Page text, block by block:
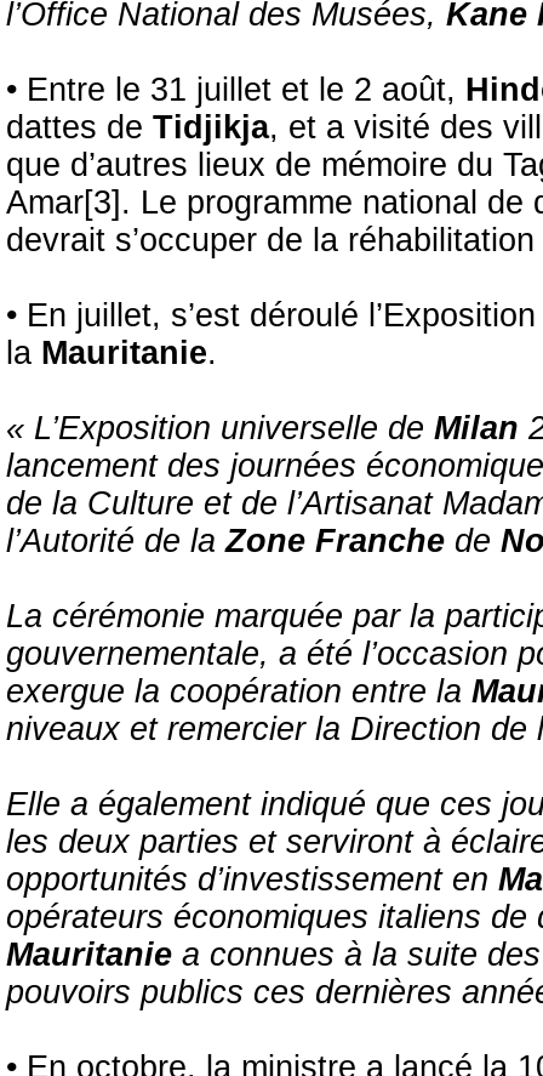
l’Office National des Musées, Kane
• Entre le 31 juillet et le 2 août,
dattes de Tidjikja, et a visité des
que d’autres lieux de mémoire du
Amar[3]. Le programme national de
devrait s’occuper de la
• En juillet, s’est déroulé
la Mauritanie.
« L’Exposition universelle de Milan
lancement des journées
de la Culture et de l’Artisanat
l’Autorité de laZone Franche de
La cérémonie marquée par la
gouvernementale, a été l’occasion
exergue la coopération entre la
niveaux et remercier la Direction de
Elle a également indiqué que ces
les deux parties et serviront à
opportunités d’investissement en
opérateurs économiques italiens
Mauritanie a connues à la suite
pouvoirs publics ces dernières
• En octobre, la ministre a lancé la